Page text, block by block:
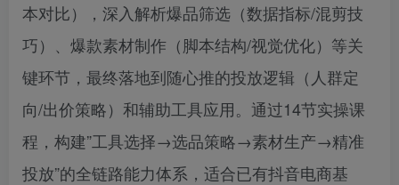
本对比），深入解析爆品筛选（数据指标/混剪技
巧）、爆款素材制作（脚本结构/视觉优化）等关
键环节，最终落地到随心推的投放逻辑（人群定
向/出价策略）和辅助工具应用。通过14节实操课
程，构建”工具选择→选品策略→素材生产→精准
投放”的全链路能力体系，适合已有抖音电商基